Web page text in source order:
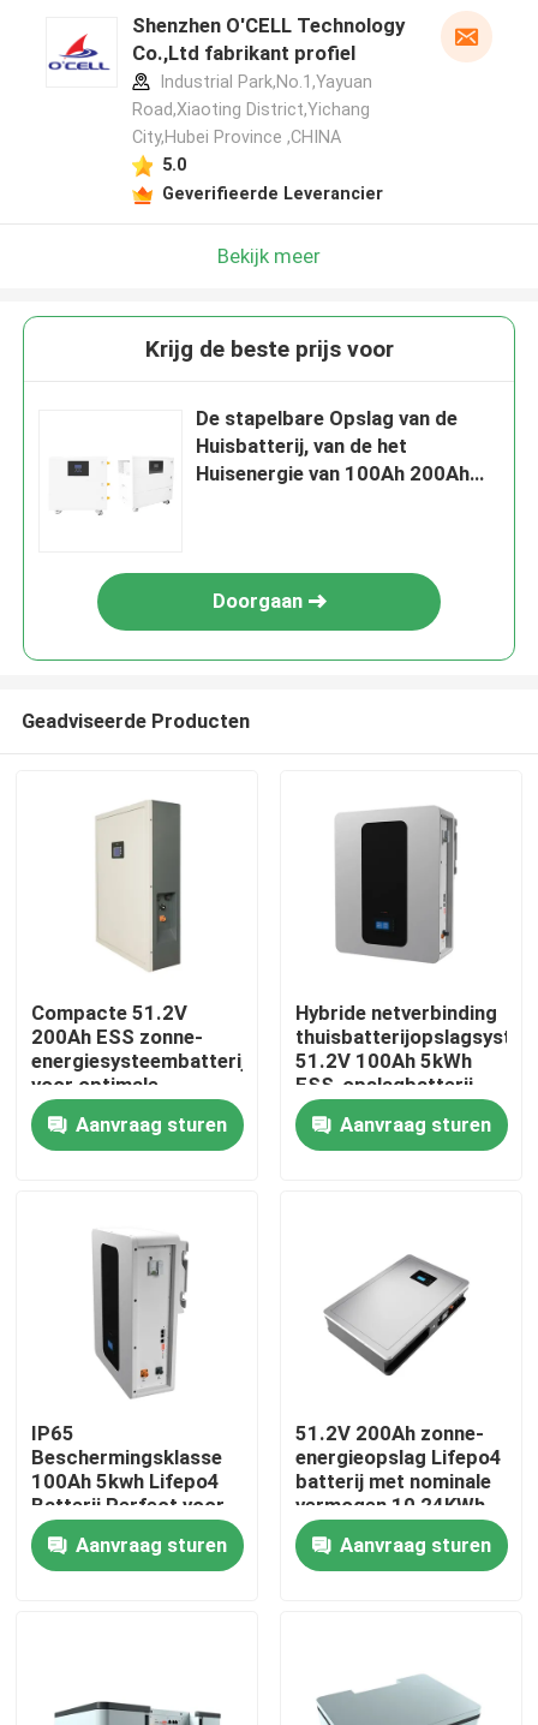
Thuis
Producten
Over ons
Fabrieksreis
Contacteer ons
nieuws
Lithium Ionenlifepo4 Batterij
Shenzhen O'CELL Technology
Co.,Ltd fabrikant profiel
Industrial Park,No.1,Yayuan
Road,Xiaoting District,Yichang
City,Hubei Province ,CHINA
5.0
Geverifieerde Leverancier
Bekijk meer
Krijg de beste prijs voor
De stapelbare Opslag van de
Huisbatterij, van de het
Huisenergie van 100Ah 200Ah
Doorgaan
Geadviseerde Producten
Compacte 51.2V
200Ah ESS zonne-
energiesysteembatterij
voor optimale
prestaties
Aanvraag sturen
Hybride netverbinding
51.2V 100Ah 5kWh
ESS-opslagbatterij
Aanvraag sturen
IP65
Beschermingsklasse
100Ah 5kwh Lifepo4
Batterij Perfect voor
energieopslagbatterij
ESS Aanvraag sturen
51.2V 200Ah zonne-
energieopslag Lifepo4
batterij met nominale
vermogen 10,24KWh
95%DOD
Aanvraag sturen